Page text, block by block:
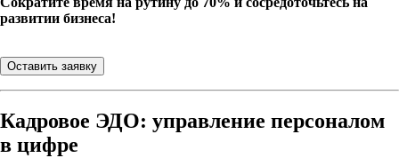
развитии бизнеса!
Оставить заявку
Кадровое ЭДО: управление персоналом
в цифре